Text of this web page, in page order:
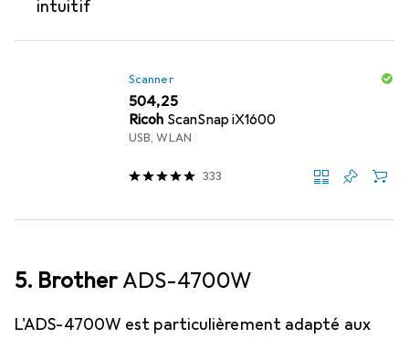
intuitif
Scanner
EUR
504,25
Ricoh ScanSnap iX1600
USB, WLAN
333
5. BrotherADS-4700W
L'ADS-4700W est particulièrement adapté aux